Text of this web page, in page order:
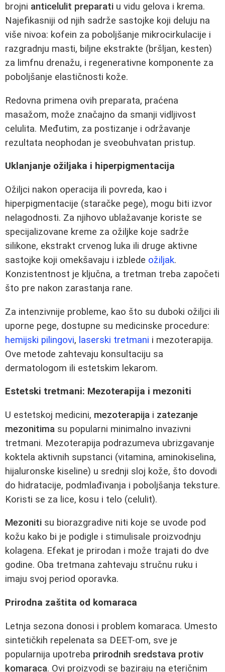
brojni anticelulit preparati u vidu gelova i krema.
Najefikasniji od njih sadrže sastojke koji deluju na
više nivoa: kofein za poboljšanje mikrocirkulacije i
razgradnju masti, biljne ekstrakte (bršljan, kesten)
za limfnu drenažu, i regenerativne komponente za
poboljšanje elastičnosti kože.
Redovna primena ovih preparata, praćena
masažom, može značajno da smanji vidljivost
celulita. Međutim, za postizanje i održavanje
rezultata neophodan je sveobuhvatan pristup.
Uklanjanje ožiljaka i hiperpigmentacija
Ožiljci nakon operacija ili povreda, kao i
hiperpigmentacije (staračke pege), mogu biti izvor
nelagodnosti. Za njihovo ublažavanje koriste se
specijalizovane kreme za ožiljke koje sadrže
silikone, ekstrakt crvenog luka ili druge aktivne
sastojke koji omekšavaju i izblede ožiljak.
Konzistentnost je ključna, a tretman treba započeti
što pre nakon zarastanja rane.
Za intenzivnije probleme, kao što su duboki ožiljci ili
uporne pege, dostupne su medicinske procedure:
hemijski pilingovi, laserski tretmani i mezoterapija.
Ove metode zahtevaju konsultaciju sa
dermatologom ili estetskim lekarom.
Estetski tretmani: Mezoterapija i mezoniti
U estetskoj medicini, mezoterapija i zatezanje
mezonitima su popularni minimalno invazivni
tretmani. Mezoterapija podrazumeva ubrizgavanje
koktela aktivnih supstanci (vitamina, aminokiselina,
hijaluronske kiseline) u srednji sloj kože, što dovodi
do hidratacije, podmlađivanja i poboljšanja teksture.
Koristi se za lice, kosu i telo (celulit).
Mezoniti su biorazgradive niti koje se uvode pod
kožu kako bi je podigle i stimulisale proizvodnju
kolagena. Efekat je prirodan i može trajati do dve
godine. Oba tretmana zahtevaju stručnu ruku i
imaju svoj period oporavka.
Prirodna zaštita od komaraca
Letnja sezona donosi i problem komaraca. Umesto
sintetičkih repelenata sa DEET-om, sve je
popularnija upotreba prirodnih sredstava protiv
komaraca. Ovi proizvodi se baziraju na eteričnim